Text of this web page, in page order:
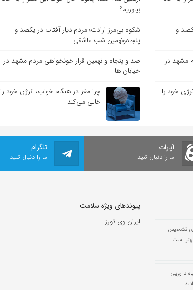
و
مشهد در
خود را
بیاوریم؟
شکوه بی‌مرز ارادت؛ مردم دیار آفتاب در یکصد و
پنجاه‌ونهمین شب عاشقی
صد و پنجاه و نهمین قرار خونخواهی مردم مشهد در
خیابان ها
چرا مغز در هنگام خواب، انرژی خود را
خالی می‌کند
تلگرام
ما را دنبال کنید
آپارات
ما را دنبال کنید
تشخیص
است
دارویی
پیوندهای ویژه سلامت
ایران وی تورز